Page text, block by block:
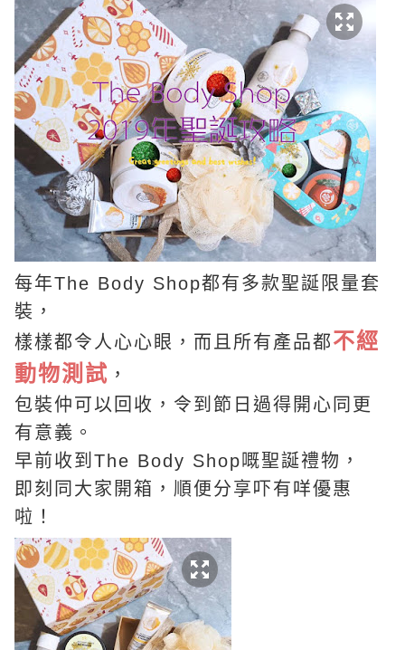
每年The Body Shop都有多款聖誕限量套
裝，
樣樣都令人心心眼，而且所有產品都不經
動物測試 ，
包裝仲可以回收，令到節日過得開心同更
有意義。
早前收到The Body Shop嘅聖誕禮物，
即刻同大家開箱，順便分享吓有咩優惠
啦！